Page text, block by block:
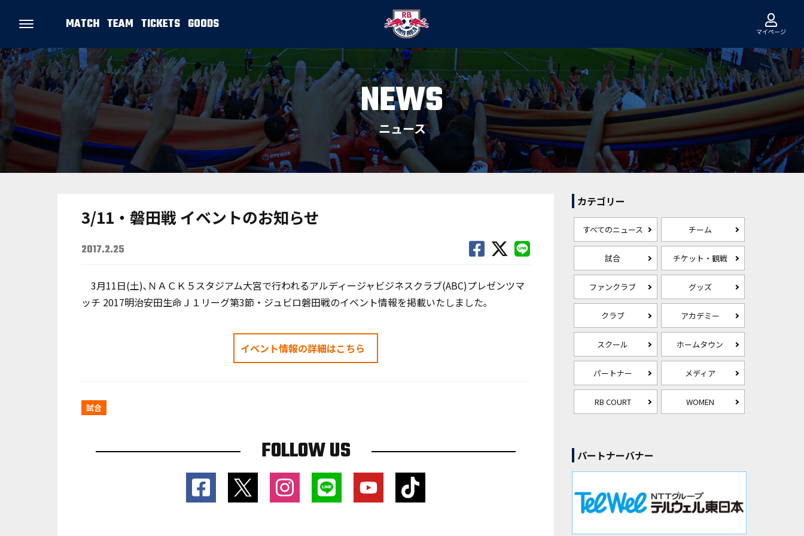
MATCH TEAM TICKETS GOODS マイページ
NEWS
ニュース
3/11・磐田戦 イベントのお知らせ
2017.2.25
3月11日(土)､ＮＡＣＫ５スタジアム大宮で行われるアルディージャビジネスクラブ(ABC)プレゼンツマ
ッチ 2017明治安田生命Ｊ１リーグ第3節・ジュビロ磐田戦のイベント情報を掲載いたしました｡
イベント情報の詳細はこちら
試合
FOLLOW US
カテゴリー
すべてのニュース チーム
試合 チケット・観戦
ファンクラブ グッズ
クラブ アカデミー
スクール ホームタウン
パートナー メディア
RB COURT WOMEN
パートナーバナー